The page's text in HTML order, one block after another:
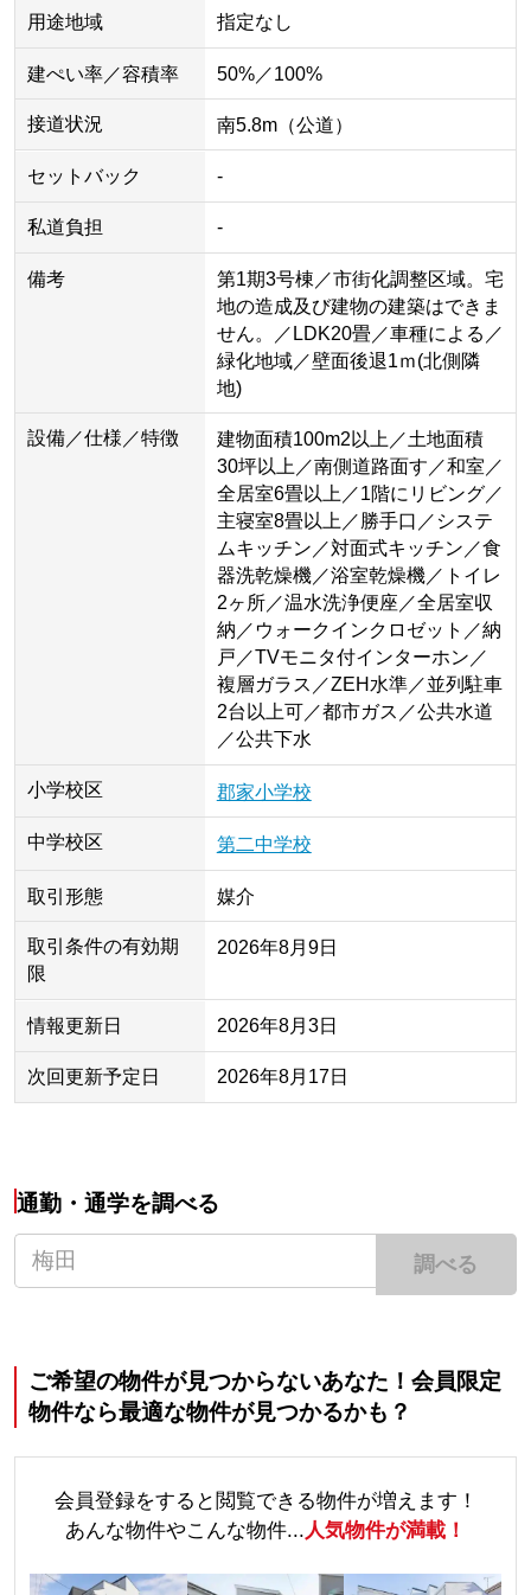
用途地域 指定なし
建ぺい率／容積率 50%／100%
接道状況 南5.8m（公道）
セットバック -
私道負担 -
備考
第1期3号棟／市街化調整区域。宅
地の造成及び建物の建築はできま
せん。／LDK20畳／車種による／
緑化地域／壁面後退1ｍ(北側隣
地)
設備／仕様／特徴
建物面積100m2以上／土地面積
30坪以上／南側道路面す／和室／
全居室6畳以上／1階にリビング／
主寝室8畳以上／勝手口／システ
ムキッチン／対面式キッチン／食
器洗乾燥機／浴室乾燥機／トイレ
2ヶ所／温水洗浄便座／全居室収
納／ウォークインクロゼット／納
戸／TVモニタ付インターホン／
複層ガラス／ZEH水準／並列駐車
2台以上可／都市ガス／公共水道
／公共下水
小学校区 郡家小学校
中学校区 第二中学校
取引形態 媒介
取引条件の有効期
限
2026年8月9日
情報更新日 2026年8月3日
次回更新予定日 2026年8月17日
通勤・通学を調べる
調べる
ご希望の物件が見つからないあなた！会員限定
物件なら最適な物件が見つかるかも？
会員登録をすると閲覧できる物件が増えます！
あんな物件やこんな物件... 人気物件が満載！